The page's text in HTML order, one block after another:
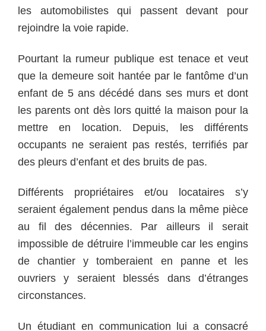
les automobilistes qui passent devant pour
rejoindre la voie rapide.
Pourtant la rumeur publique est tenace et veut
que la demeure soit hantée par le fantôme d’un
enfant de 5 ans décédé dans ses murs et dont
les parents ont dès lors quitté la maison pour la
mettre en location. Depuis, les différents
occupants ne seraient pas restés, terrifiés par
des pleurs d’enfant et des bruits de pas.
Différents propriétaires et/ou locataires s’y
seraient également pendus dans la même pièce
au fil des décennies. Par ailleurs il serait
impossible de détruire l’immeuble car les engins
de chantier y tomberaient en panne et les
ouvriers y seraient blessés dans d’étranges
circonstances.
Un étudiant en communication lui a consacré